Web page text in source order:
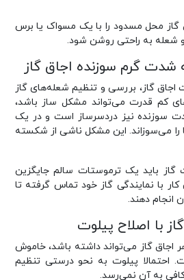
گاز محل مسدود را با یک مسواک یا برس
و شعله به راحتی روشن شود.
گرم سوزنده اجاق گاز
اجاق گاز، بررسی و تنظیم شعله‌های گاز
کم قدرت می‌تواند مشکل ساز باشد،
سوزنده نیز دردسرساز است و در یک
می‌سوزاند. این مشکل ناشی از شکسته
گاز باید یک ترموستات سالم جایگزین
با نمایندگی گاز خود تماس گرفته تا
انجام دهند.
با اصلاح پیلوت
اجاق گاز می‌تواند داشته باشد، خاموش
پیلوت به نحو درستی تنظیم
به آن نمی‌رسد.